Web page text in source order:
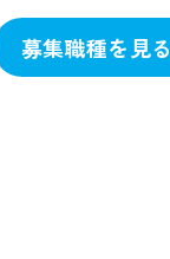
募集職種を見る